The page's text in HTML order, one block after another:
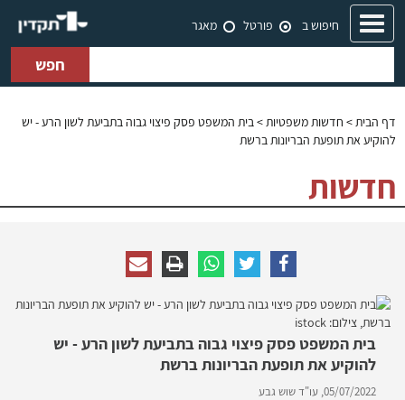
Toggle
navigation
חיפוש ב פורטל מאגר
חפש
דף הבית> חדשות משפטיות> בית המשפט פסק פיצוי גבוה בתביעת לשון הרע - יש
להוקיע את תופעת הבריונות ברשת
חדשות
בית המשפט פסק פיצוי גבוה בתביעת לשון הרע - יש
להוקיע את תופעת הבריונות ברשת
05/07/2022, עו"ד שוש גבע